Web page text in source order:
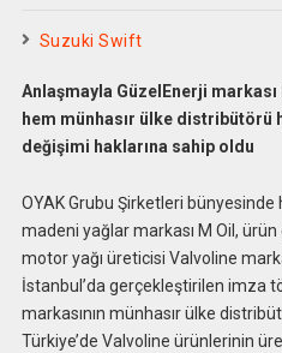
Suzuki Swift
Anlaşmayla GüzelEnerji markası
hem münhasır ülke distribütörü
değişimi haklarına sahip oldu
OYAK Grubu Şirketleri
madeni yağlar markası M Oil, ürün
motor yağı üreticisi Valvoline
İstanbul’da gerçekleştirilen imza
markasının münhasır ülke
Türkiye’de Valvoline ürünlerinin